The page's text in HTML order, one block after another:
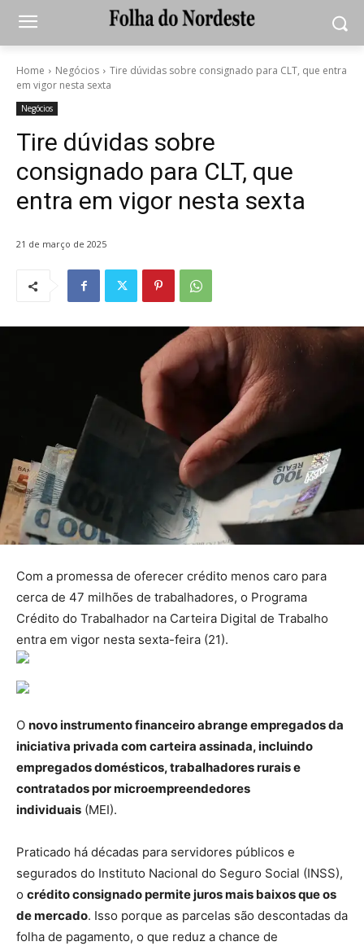
Home Negócios
Tire dúvidas sobre consignado para CLT, que entra
em vigor nesta sexta
Negócios
Tire dúvidas sobre
consignado para CLT, que
entra em vigor nesta sexta
21 de março de 2025
Com a promessa de oferecer crédito menos caro para
cerca de 47 milhões de trabalhadores, o Programa
Crédito do Trabalhador na Carteira Digital de Trabalho
entra em vigor nesta sexta-feira (21).
O novo instrumento financeiro abrange empregados da
iniciativa privada com carteira assinada, incluindo
empregados domésticos, trabalhadores rurais e
contratados por microempreendedores
individuais (MEI).
Praticado há décadas para servidores públicos e
segurados do Instituto Nacional do Seguro Social (INSS),
o crédito consignado permite juros mais baixos que os
de mercado. Isso porque as parcelas são descontadas da
folha de pagamento, o que reduz a chance de